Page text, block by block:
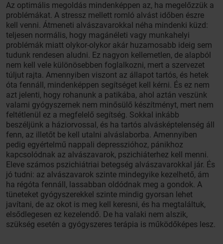
Az optimális megoldás mindenképpen az, ha megelőzzük a
problémákat. A stressz mellett romló alvást időben észre
kell venni. Átmeneti alvászavarokkal néha mindenki küzd:
teljesen normális, hogy magánéleti vagy munkahelyi
problémák miatt olykor-olykor akár huzamosabb ideig sem
tudunk rendesen aludni. Ez nagyon kellemetlen, de alapból
nem kell vele különösebben foglalkozni, mert a szervezet
túljut rajta. Amennyiben viszont az állapot tartós, és hetek
óta fennáll, mindenképpen segítséget kell kérni. És ez nem
azt jelenti, hogy rohanunk a patikába, ahol aztán veszünk
valami gyógyszernek nem minősülő készítményt, mert nem
feltétlenül ez a megfelelő segítség. Sokkal inkább
beszéljünk a háziorvossal, és ha tartós alvásképtelenség áll
fenn, az illetőt be kell utalni alváslaborba. Amennyiben
pedig egyértelmű nappali depresszióhoz, pánikhoz
kapcsolódnak az alvászavarok, pszichiáterhez kell menni.
Eleve számos pszichiátriai betegség alvászavarokkal jár. És
jó tudni: az alvászavarok szinte mindegyike kezelhető, ám
ha régóta fennáll, lassabban oldódnak meg a gondok. A
tüneteket gyógyszerekkel szinte mindig gyorsan lehet
javítani, de az okot is meg kell keresni, és ha megtaláltuk,
elsődlegesen ez kezelendő. De ha valaki nem alszik,
szükség esetén a gyógyszeres terápia is működőképes lesz.